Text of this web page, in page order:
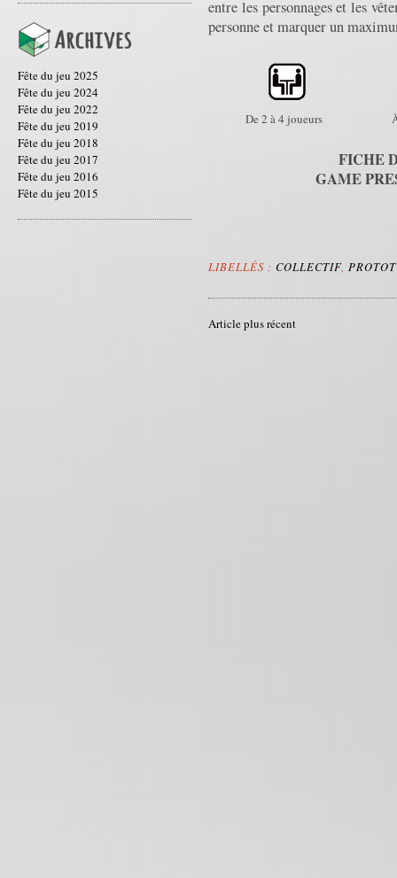
Fête du jeu 2025
Fête du jeu 2024
Fête du jeu 2022
Fête du jeu 2019
Fête du jeu 2018
Fête du jeu 2017
Fête du jeu 2016
Fête du jeu 2015
entre les personnages et les
personne et marquer un
De 2 à 4 joueurs
FICHE
GAME
LIBELLÉS :COLLECTIF
Article plus récent